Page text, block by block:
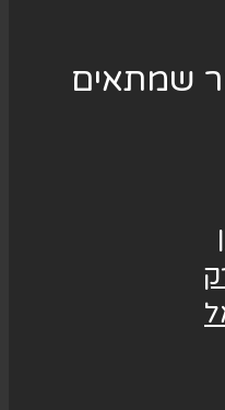
שמתאים